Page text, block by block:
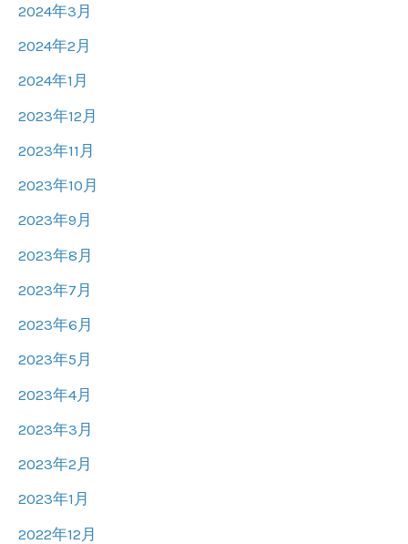
2024年3月
2024年2月
2024年1月
2023年12月
2023年11月
2023年10月
2023年9月
2023年8月
2023年7月
2023年6月
2023年5月
2023年4月
2023年3月
2023年2月
2023年1月
2022年12月